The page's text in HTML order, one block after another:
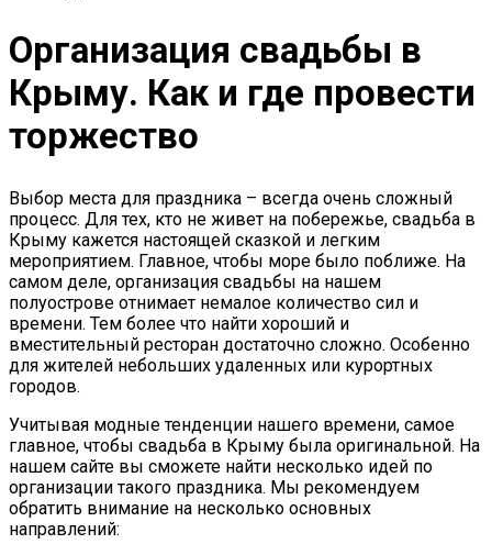
Организация свадьбы в
Крыму. Как и где провести
торжество
Выбор места для праздника – всегда очень сложный
процесс. Для тех, кто не живет на побережье, свадьба в
Крыму кажется настоящей сказкой и легким
мероприятием. Главное, чтобы море было поближе. На
самом деле, организация свадьбы на нашем
полуострове отнимает немалое количество сил и
времени. Тем более что найти хороший и
вместительный ресторан достаточно сложно. Особенно
для жителей небольших удаленных или курортных
городов.
Учитывая модные тенденции нашего времени, самое
главное, чтобы свадьба в Крыму была оригинальной. На
нашем сайте вы сможете найти несколько идей по
организации такого праздника. Мы рекомендуем
обратить внимание на несколько основных
направлений: